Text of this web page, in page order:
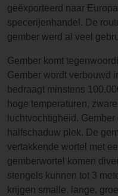
geëxporteerd naar
specerijenhandel. De
gember werd al veel
Gember komt
Gember wordt verbouwd
bedraagt minstens
hoge temperaturen,
luchtvochtigheid.
halfschaduw plek. De
vertakkende wortel met
gemberwortel komen
stengels kunnen tot 3
krijgen smalle, lange,